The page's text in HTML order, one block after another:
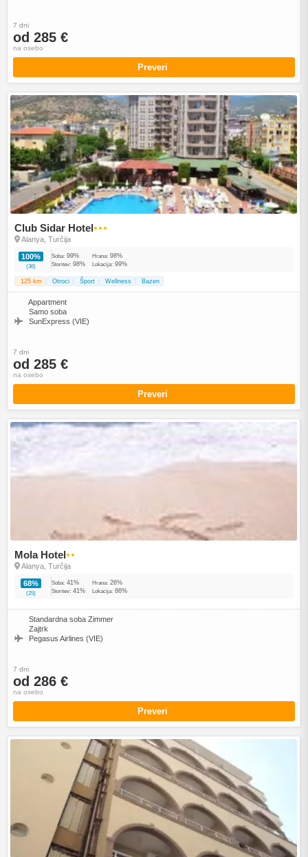
7 dni
od 285 €
na osebo
Preveri
Club Sidar Hotel●●●
Alanya, Turčija
100%
(36)
Soba: 99% Hrana: 98%
Storitev: 98% Lokacija: 99%
125 km Otroci Šport Wellness Bazen
Appartment
Samo soba
SunExpress (VIE)
7 dni
od 285 €
na osebo
Preveri
Mola Hotel●●
Alanya, Turčija
68%
(25)
Soba: 41% Hrana: 26%
Storitev: 41% Lokacija: 86%
Standardna soba Zimmer
Zajtrk
Pegasus Airlines (VIE)
7 dni
od 286 €
na osebo
Preveri